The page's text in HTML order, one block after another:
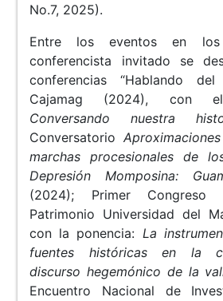
No.7, 2025).
Entre los eventos en
conferencista invitado se
conferencias “Hablando
Cajamag (2024), con el
Conversando nuestra
Conversatorio
marchas procesionales de
Depresión Momposina:
(2024); Primer
Patrimonio Universidad del
con la ponencia: La
fuentes históricas en la
discurso hegemónico de la
Encuentro Nacional de